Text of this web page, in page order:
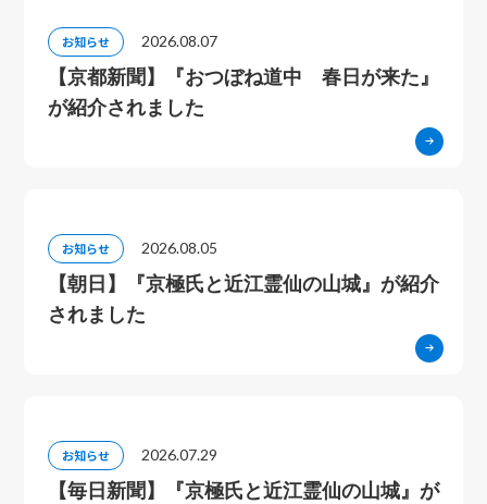
お知らせ 2026.08.07
【京都新聞】『おつぼね道中 春日が来た』
が紹介されました
お知らせ 2026.08.05
【朝日】『京極氏と近江霊仙の山城』が紹介
されました
お知らせ 2026.07.29
【毎日新聞】『京極氏と近江霊仙の山城』が